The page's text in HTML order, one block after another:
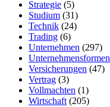
Strategie (5)
Studium (31)
Technik (24)
Trading (6)
Unternehmen (297)
Unternehmensformen
Versicherungen (47)
Vertrag (3)
Vollmachten (1)
Wirtschaft (205)